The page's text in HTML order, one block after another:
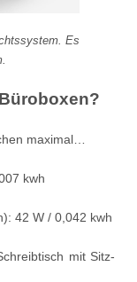
Es
maximal…
kwh
42 W / 0,042 kwh
mit Sitz-